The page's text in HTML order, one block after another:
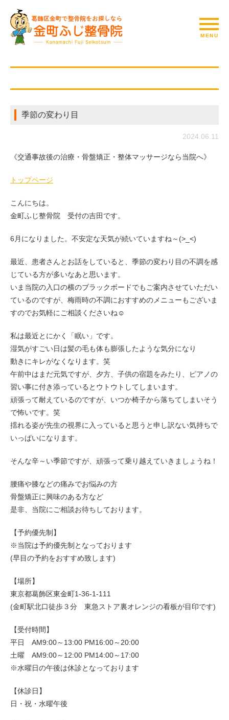
季節の変わり目
2024.06.11
《交通事故後の治療・骨盤矯正・整体マッサージなら当院へ》
トップページ
こんにちは。
金町ふじ整骨院 受付の吉田です。
6月になりました。不安定な天気が続いていますね～(>_<)
最近、患者さんとお話をしていると、季節の変わり目の不調を感
じている方が多いなあと思います。
いま当院の入口の横のブラックボードでもご案内させていただい
ているのですが、梅雨時の不調におすすめのメニューもございま
すのでお気軽にご相談くださいね☺
私は最近とにかく「眠い」です。
湿気がすごい日は髪の毛も体も膨張したような気分になり
動きにキレがなくなります。笑
午前中はまだ元気ですが、夕方、子供の宿題をみたり、ピアノの
習い事に付き添っているとウトウトしてしまいます。
頑張って耐えているのですが、いつか椅子から落ちてしまいそう
で怖いです。笑
揺れる姿が先生の視界に入っていると思うと申し訳ない気持ちで
いっぱいになります。
そんな辛～い季節ですが、頑張って乗り越えていきましょうね！
腰痛や膝などの痛みでお悩みの方
骨盤矯正に興味のある方など
是非、当院にご相談お待ちしております。
【予約優先制】
※当院は予約優先制となっております
(早目の予約をおすすめ致します)
【場所】
東京都葛飾区東金町1-36-1-111
(金町駅北口徒歩３分 東急ストア裏オレンジの看板が目印です)
【受付時間】
平日 AM9:00～13:00 PM16:00～20:00
土曜 AM9:00～12:00 PM14:00～17:00
※水曜日の午後は休診となっております
【休診日】
日・祝・水曜午後